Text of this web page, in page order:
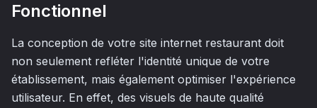
Fonctionnel
La conception de votre site internet restaurant doit
non seulement refléter l'identité unique de votre
établissement, mais également optimiser l'expérience
utilisateur. En effet, des visuels de haute qualité